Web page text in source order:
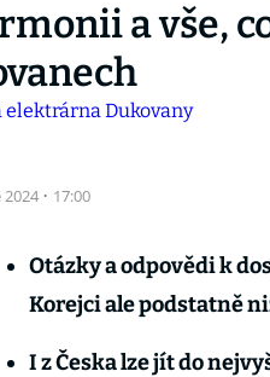
a vše,
2024 · 17:00
Otázky a odpovědi k
Korejci ale podstatně
I z Česka lze jít do